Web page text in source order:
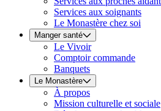
Services aux soignants
Le Monastère chez soi
Manger santé
Le Vivoir
Comptoir commande
Banquets
Le Monastère
À propos
Mission culturelle et sociale